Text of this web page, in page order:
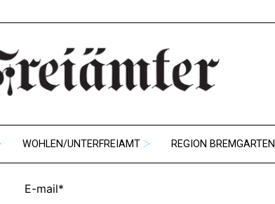
WOHLEN/UNTERFREIAMT REGION BREMGARTEN
E-mail*